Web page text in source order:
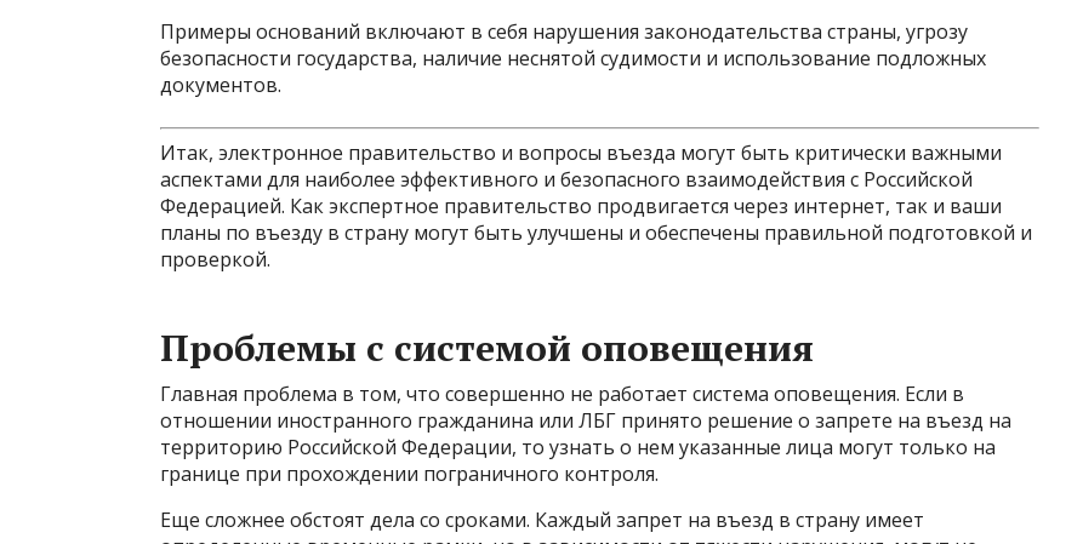
Примеры оснований включают в себя нарушения законодательства страны, угрозу
безопасности государства, наличие неснятой судимости и использование подложных
документов.
Итак, электронное правительство и вопросы въезда могут быть критически важными
аспектами для наиболее эффективного и безопасного взаимодействия с Российской
Федерацией. Как экспертное правительство продвигается через интернет, так и ваши
планы по въезду в страну могут быть улучшены и обеспечены правильной подготовкой и
проверкой.
Проблемы с системой оповещения
Главная проблема в том, что совершенно не работает система оповещения. Если в
отношении иностранного гражданина или ЛБГ принято решение о запрете на въезд на
территорию Российской Федерации, то узнать о нем указанные лица могут только на
границе при прохождении пограничного контроля.
Еще сложнее обстоят дела со сроками. Каждый запрет на въезд в страну имеет